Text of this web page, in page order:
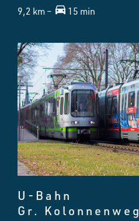
9,2 km – 15 min
U-Bahn
Gr. Kolonnenweg